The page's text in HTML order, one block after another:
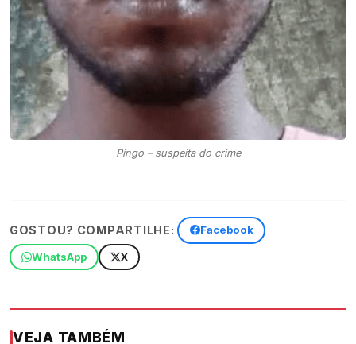
Pingo – suspeita do crime
GOSTOU? COMPARTILHE: Facebook
WhatsApp X
VEJA TAMBÉM